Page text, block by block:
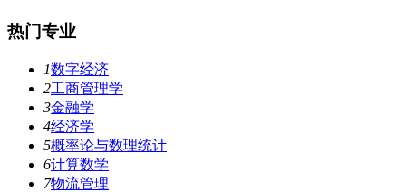
热门专业
1数字经济
2工商管理学
3金融学
4经济学
5概率论与数理统计
6计算数学
7物流管理